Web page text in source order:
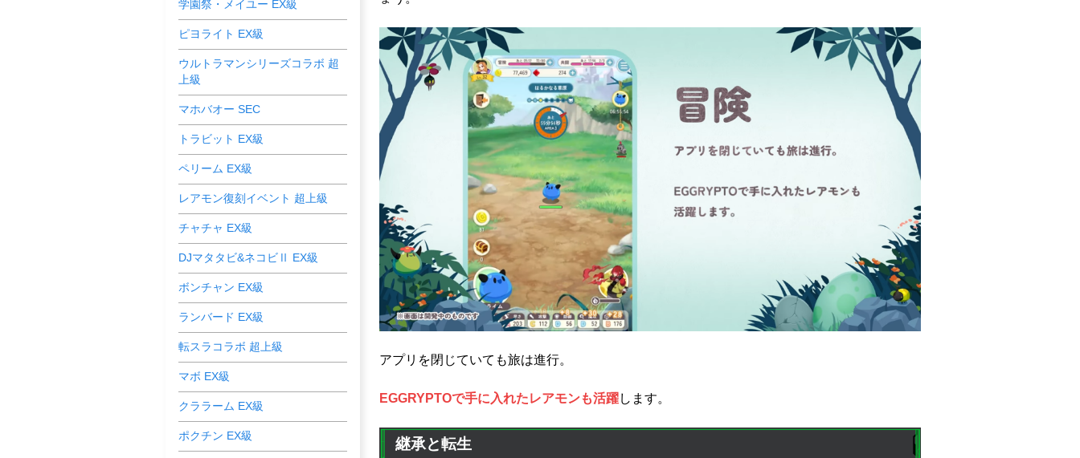
アプリを閉じていても旅は進行。
EGGRYPTOで手に入れたレアモンも活躍します。
継承と転生
学園祭・メイユー EX級
ピヨライト EX級
ウルトラマンシリーズコラボ 超
上級
マホバオー SEC
トラビット EX級
ペリーム EX級
レアモン復刻イベント 超上級
チャチャ EX級
DJマタタビ&ネコビⅡ EX級
ボンチャン EX級
ランバード EX級
転スラコラボ 超上級
マボ EX級
クララーム EX級
ポクチン EX級